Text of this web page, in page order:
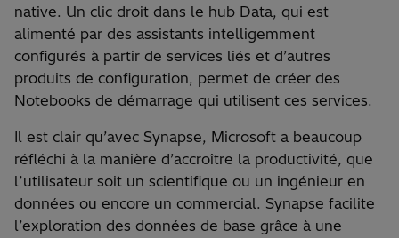
native. Un clic droit dans le hub Data, qui est
alimenté par des assistants intelligemment
configurés à partir de services liés et d’autres
produits de configuration, permet de créer des
Notebooks de démarrage qui utilisent ces services.
Il est clair qu’avec Synapse, Microsoft a beaucoup
réfléchi à la manière d’accroître la productivité, que
l’utilisateur soit un scientifique ou un ingénieur en
données ou encore un commercial. Synapse facilite
l’exploration des données de base grâce à une